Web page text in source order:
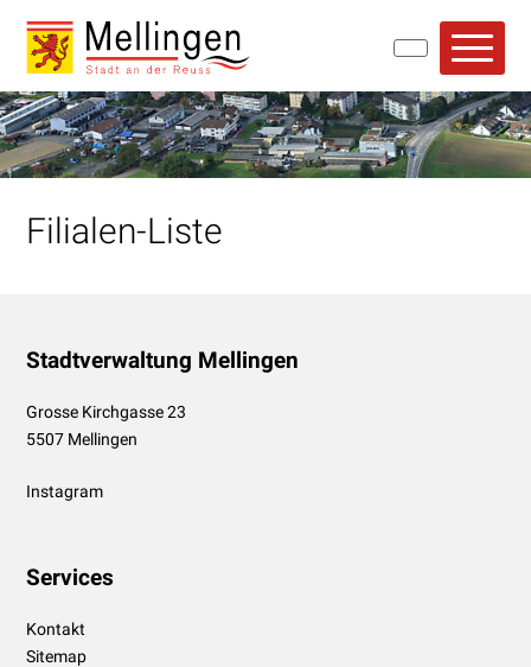
Navigieren in Mellingen
Schnellnavigation
Filialen-Liste
Footer
Stadtverwaltung Mellingen
Grosse Kirchgasse 23
5507 Mellingen
Instagram
Services
Kontakt
Sitemap